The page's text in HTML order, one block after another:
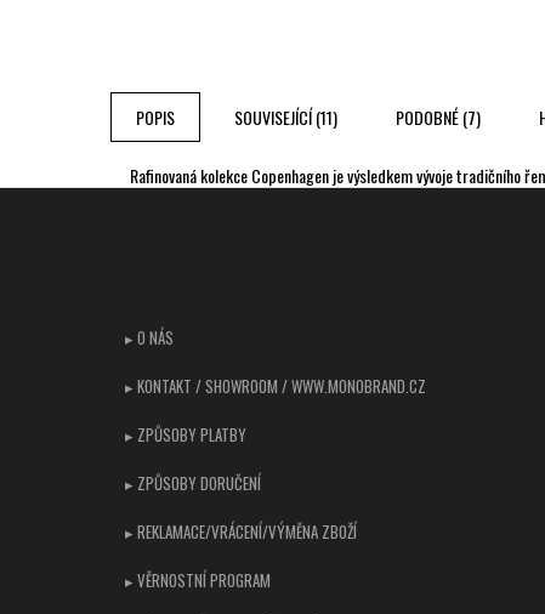
POPIS SOUVISEJÍCÍ (11) PODOBNÉ (7)
Rafinovaná kolekce Copenhagen je výsledkem vývoje tradičního
Z
▸ O NÁS
▸ KONTAKT / SHOWROOM / WWW.MONOBRAND.CZ
▸ ZPŮSOBY PLATBY
▸ ZPŮSOBY DORUČENÍ
▸ REKLAMACE/VRÁCENÍ/VÝMĚNA ZBOŽÍ
▸ VĚRNOSTNÍ PROGRAM